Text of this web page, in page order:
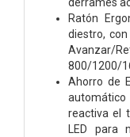
Ratón
diestro,
Avanzar/
800/1200/
Ahorro de
reactiva el
LED para